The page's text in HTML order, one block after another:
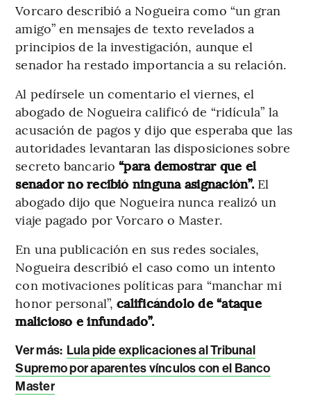
Vorcaro describió a Nogueira como “un gran
amigo” en mensajes de texto revelados a
principios de la investigación, aunque el
senador ha restado importancia a su relación.
Al pedírsele un comentario el viernes, el
abogado de Nogueira calificó de “ridícula” la
acusación de pagos y dijo que esperaba que las
autoridades levantaran las disposiciones sobre
secreto bancario“para demostrar que el
senador no recibió ninguna asignación”.El
abogado dijo que Nogueira nunca realizó un
viaje pagado por Vorcaro o Master.
En una publicación en sus redes sociales,
Nogueira describió el caso como un intento
con motivaciones políticas para “manchar mi
honor personal”,calificándolo de “ataque
malicioso e infundado”.
Ver más: Lula pide explicaciones al Tribunal
Supremo por aparentes vínculos con el Banco
Master